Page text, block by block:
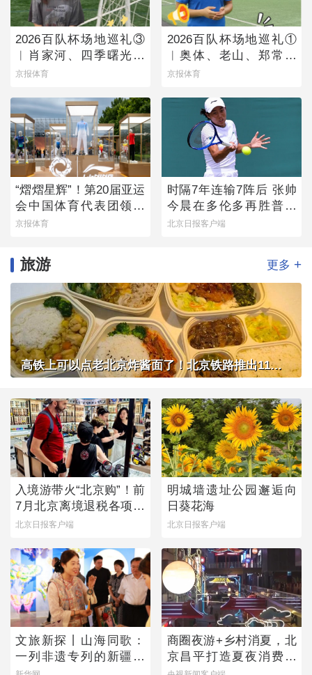
2026百队杯场地巡礼③
︱肖家河、四季曙光赛
区
京报体育
2026百队杯场地巡礼①
︱奥体、老山、郑常庄
赛区静候百队杯开幕
京报体育
“熠熠星辉”！第20届亚运
会中国体育代表团领奖
装备发布
京报体育
时隔7年连输7阵后 张帅
今晨在多伦多再胜普丁
塞娃
北京日报客户端
旅游 更多 +
高铁上可以点老北京炸酱面了！北京铁路推出11款新品高铁餐
入境游带火“北京购”！前
7月北京离境退税各项数
据均创新高
北京日报客户端
明城墙遗址公园邂逅向
日葵花海
北京日报客户端
文旅新探丨山海同歌：
一列非遗专列的新疆旅
程
商圈夜游+乡村消夏，北
京昌平打造夏夜消费新
图景